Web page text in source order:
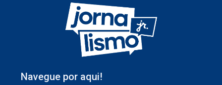
Navegue por aqui!